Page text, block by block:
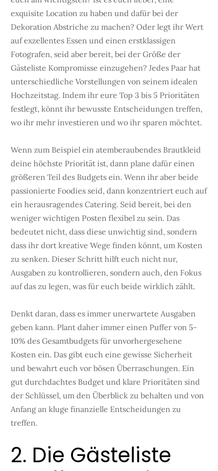
exquisite Location zu haben und dafür bei der
Dekoration Abstriche zu machen? Oder legt ihr Wert
auf exzellentes Essen und einen erstklassigen
Fotografen, seid aber bereit, bei der Größe der
Gästeliste Kompromisse einzugehen? Jedes Paar hat
unterschiedliche Vorstellungen von seinem idealen
Hochzeitstag. Indem ihr eure Top 3 bis 5 Prioritäten
festlegt, könnt ihr bewusste Entscheidungen treffen,
wo ihr mehr investieren und wo ihr sparen möchtet.
Wenn zum Beispiel ein atemberaubendes Brautkleid
deine höchste Priorität ist, dann plane dafür einen
größeren Teil des Budgets ein. Wenn ihr aber beide
passionierte Foodies seid, dann konzentriert euch auf
ein herausragendes Catering. Seid bereit, bei den
weniger wichtigen Posten flexibel zu sein. Das
bedeutet nicht, dass diese unwichtig sind, sondern
dass ihr dort kreative Wege finden könnt, um Kosten
zu senken. Dieser Schritt hilft euch nicht nur,
Ausgaben zu kontrollieren, sondern auch, den Fokus
auf das zu legen, was für euch beide wirklich zählt.
Denkt daran, dass es immer unerwartete Ausgaben
geben kann. Plant daher immer einen Puffer von 5-
10% des Gesamtbudgets für unvorhergesehene
Kosten ein. Das gibt euch eine gewisse Sicherheit
und bewahrt euch vor bösen Überraschungen. Ein
gut durchdachtes Budget und klare Prioritäten sind
der Schlüssel, um den Überblick zu behalten und von
Anfang an kluge finanzielle Entscheidungen zu
treffen.
2. Die Gästeliste